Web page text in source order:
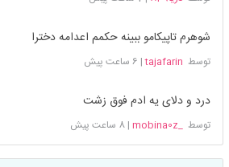
شوهرم تاپیکامو ببینه حکمم اعدامه دخترا
توسط tajafarin
| 6 ساعت پیش
درد و دلای یه ادم فوق زشت
توسط_mobina0z
|8 ساعت پیش